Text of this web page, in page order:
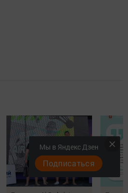
Мы в Яндекс Дзен
Подписаться